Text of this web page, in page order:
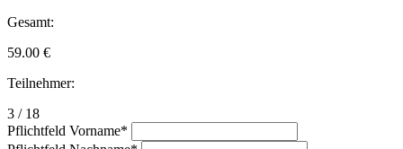
Gesamt:
59.00 €
Teilnehmer:
3 / 18
Pflichtfeld Vorname*